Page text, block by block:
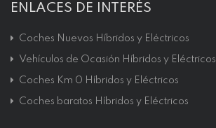
ENLACES DE INTERÉS
Coches Nuevos Híbridos y Eléctricos
Vehículos de Ocasión Híbridos y Eléctricos
Coches Km 0 Híbridos y Eléctricos
Coches baratos Híbridos y Eléctricos